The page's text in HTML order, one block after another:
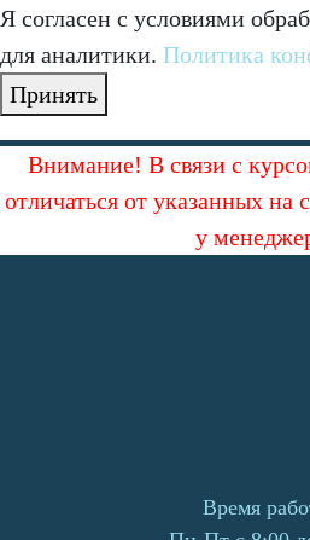
Я согласен с условиями
для аналитики. Политика
Принять
Внимание! В связи с
отличаться от указанных на
у
Время